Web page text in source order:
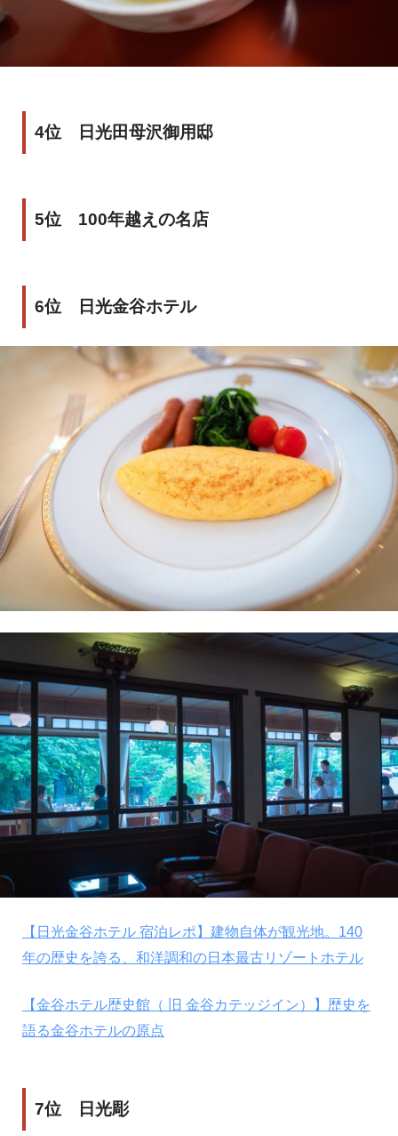
4位 日光田母沢御用邸
5位 100年越えの名店
6位 日光金谷ホテル
【日光金谷ホテル 宿泊レポ】建物自体が観光地。140
年の歴史を誇る、和洋調和の日本最古リゾートホテル
【金谷ホテル歴史館（ 旧 金谷カテッジイン）】歴史を
語る金谷ホテルの原点
7位 日光彫